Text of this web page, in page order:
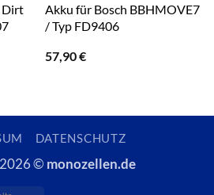
Dirt
Akku für Bosch BBHMOVE7
/ Typ FD9406
57,90€
DATENSCHUTZ
© monozellen.de